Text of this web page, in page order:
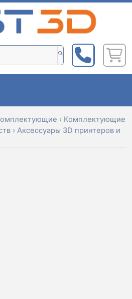
› Комплектующие
› Аксессуары 3D принтеров и